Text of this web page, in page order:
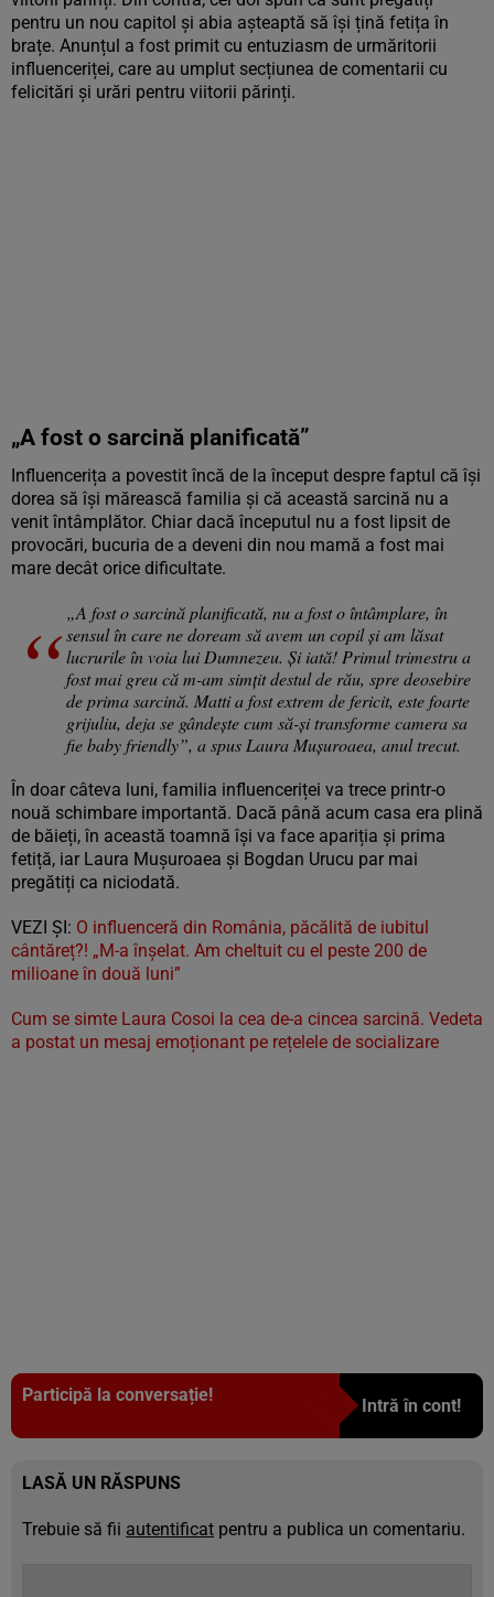
pentru un nou capitol și abia așteaptă să își țină fetița în
brațe. Anunțul a fost primit cu entuziasm de urmăritorii
influenceriței, care au umplut secțiunea de comentarii cu
felicitări și urări pentru viitorii părinți.
„A fost o sarcină planificată”
Influencerița a povestit încă de la început despre faptul că își
dorea să își mărească familia și că această sarcină nu a
venit întâmplător. Chiar dacă începutul nu a fost lipsit de
provocări, bucuria de a deveni din nou mamă a fost mai
mare decât orice dificultate.
„A fost o sarcină planificată, nu a fost o întâmplare, în
sensul în care ne doream să avem un copil și am lăsat
lucrurile în voia lui Dumnezeu. Și iată! Primul trimestru a
fost mai greu că m-am simțit destul de rău, spre deosebire
de prima sarcină. Matti a fost extrem de fericit, este foarte
grijuliu, deja se gândește cum să-și transforme camera sa
fie baby friendly”, a spus Laura Mușuroaea, anul trecut.
În doar câteva luni, familia influenceriței va trece printr-o
nouă schimbare importantă. Dacă până acum casa era plină
de băieți, în această toamnă își va face apariția și prima
fetiță, iar Laura Mușuroaea și Bogdan Urucu par mai
pregătiți ca niciodată.
VEZI ȘI: O influenceră din România, păcălită de iubitul
cântăreț?! „M-a înșelat. Am cheltuit cu el peste 200 de
milioane în două luni”
Cum se simte Laura Cosoi la cea de-a cincea sarcină. Vedeta
a postat un mesaj emoționant pe rețelele de socializare
Participă la conversație!
Intră în cont!
LASĂ UN RĂSPUNS
Trebuie să fii autentificat pentru a publica un comentariu.